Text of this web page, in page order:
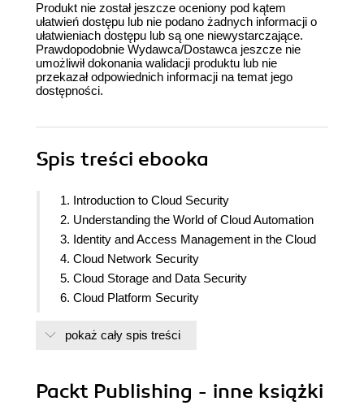
Produkt nie został jeszcze oceniony pod kątem
ułatwień dostępu lub nie podano żadnych informacji o
ułatwieniach dostępu lub są one niewystarczające.
Prawdopodobnie Wydawca/Dostawca jeszcze nie
umożliwił dokonania walidacji produktu lub nie
przekazał odpowiednich informacji na temat jego
dostępności.
Spis treści ebooka
1. Introduction to Cloud Security
2. Understanding the World of Cloud Automation
3. Identity and Access Management in the Cloud
4. Cloud Network Security
5. Cloud Storage and Data Security
6. Cloud Platform Security
8. Automating Cloud Security
pokaż cały spis treści
Packt Publishing - inne książki